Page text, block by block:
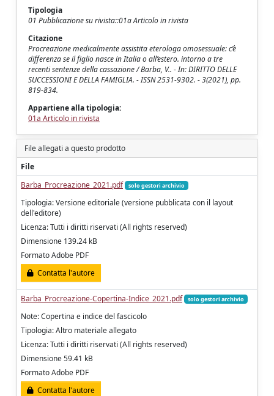
Tipologia
01 Pubblicazione su rivista::01a Articolo in rivista
Citazione
Procreazione medicalmente assistita eterologa omosessuale: c’è
differenza se il figlio nasce in Italia o all’estero. intorno a tre
recenti sentenze della cassazione / Barba, V.. - In: DIRITTO DELLE
SUCCESSIONI E DELLA FAMIGLIA. - ISSN 2531-9302. - 3(2021), pp.
819-834.
Appartiene alla tipologia:
01a Articolo in rivista
File allegati a questo prodotto
File
Barba_Procreazione_2021.pdf
solo gestori archivio
Tipologia: Versione editoriale (versione pubblicata con il layout
dell'editore)
Licenza: Tutti i diritti riservati (All rights reserved)
Dimensione 139.24 kB
Formato Adobe PDF
Contatta l'autore
Barba_Procreazione-Copertina-Indice_2021.pdf solo gestori archivio
Note: Copertina e indice del fascicolo
Tipologia: Altro materiale allegato
Licenza: Tutti i diritti riservati (All rights reserved)
Dimensione 59.41 kB
Formato Adobe PDF
Contatta l'autore